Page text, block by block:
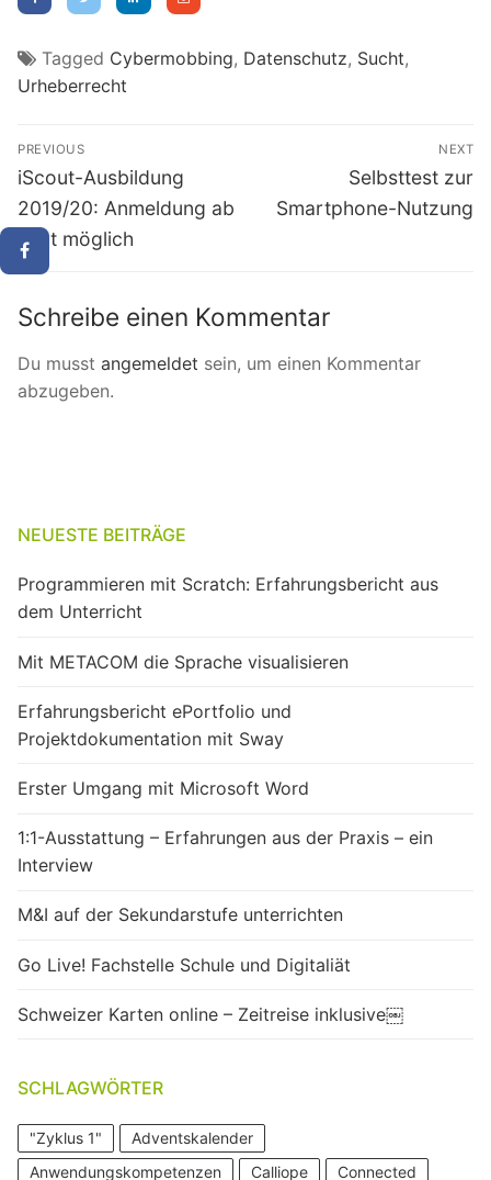
Tagged Cybermobbing, Datenschutz, Sucht,
Urheberrecht
Beitragsnavigation
PREVIOUS
Previous
post:
iScout-Ausbildung
2019/20: Anmeldung ab
jetzt möglich
NEXT
Next
post:
Selbsttest zur
Smartphone-Nutzung
Schreibe einen Kommentar
Du musst angemeldet sein, um einen Kommentar
abzugeben.
NEUESTE BEITRÄGE
Programmieren mit Scratch: Erfahrungsbericht aus
dem Unterricht
Mit METACOM die Sprache visualisieren
Erfahrungsbericht ePortfolio und
Projektdokumentation mit Sway
Erster Umgang mit Microsoft Word
1:1-Ausstattung – Erfahrungen aus der Praxis – ein
Interview
M&I auf der Sekundarstufe unterrichten
Go Live! Fachstelle Schule und Digitaliät
Schweizer Karten online – Zeitreise inklusive￼
SCHLAGWÖRTER
"Zyklus 1"
Adventskalender
Anwendungskompetenzen
Calliope
Connected